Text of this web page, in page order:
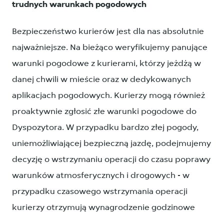
trudnych warunkach pogodowych
Bezpieczeństwo kurierów jest dla nas absolutnie
najważniejsze. Na bieżąco weryfikujemy panujące
warunki pogodowe z kurierami, którzy jeżdżą w
danej chwili w mieście oraz w dedykowanych
aplikacjach pogodowych. Kurierzy mogą również
proaktywnie zgłosić złe warunki pogodowe do
Dyspozytora. W przypadku bardzo złej pogody,
uniemożliwiającej bezpieczną jazdę, podejmujemy
decyzję o wstrzymaniu operacji do czasu poprawy
warunków atmosferycznych i drogowych - w
przypadku czasowego wstrzymania operacji
kurierzy otrzymują wynagrodzenie godzinowe